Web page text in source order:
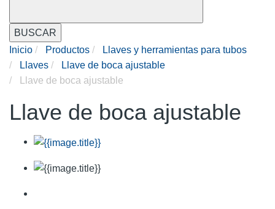
BUSCAR
Inicio
Productos
Llaves y herramientas para tubos
Llaves
Llave de boca ajustable
Llave de boca ajustable
Llave de boca ajustable